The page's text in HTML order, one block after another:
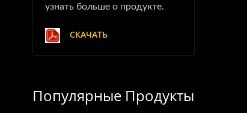
узнать больше о продукте.
СКАЧАТЬ
Популярные Продукты